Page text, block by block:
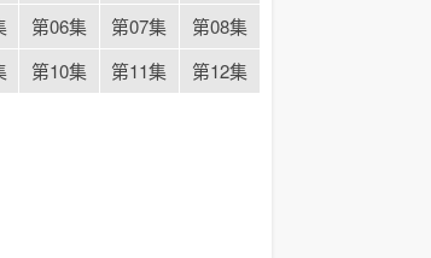
第06集 第07集
第08集
第10集 第11集 第12集